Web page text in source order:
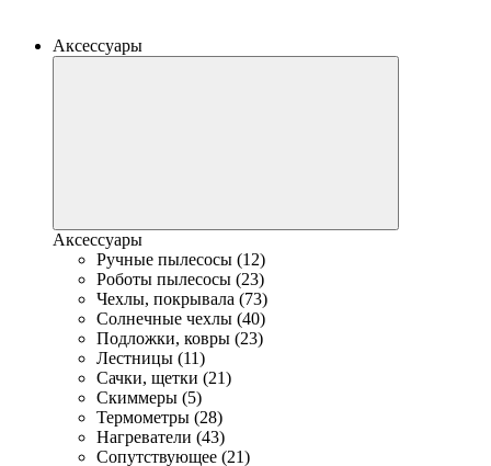
Аксессуары
Аксессуары
Ручные пылесосы (12)
Роботы пылесосы (23)
Чехлы, покрывала (73)
Солнечные чехлы (40)
Подложки, ковры (23)
Лестницы (11)
Сачки, щетки (21)
Скиммеры (5)
Термометры (28)
Нагреватели (43)
Сопутствующее (21)